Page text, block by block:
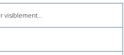
visiblement...